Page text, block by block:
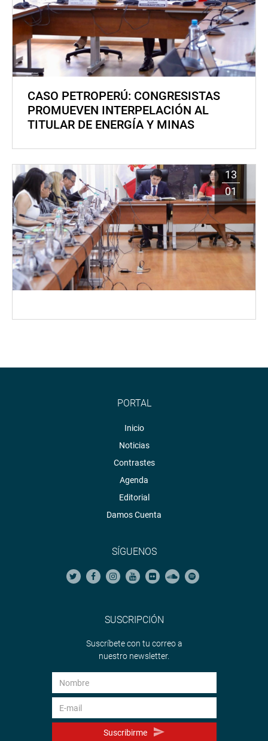
CASO PETROPERÚ: CONGRESISTAS
PROMUEVEN INTERPELACIÓN AL
TITULAR DE ENERGÍA Y MINAS
13
01
PORTAL
Inicio
Noticias
Contrastes
Agenda
Editorial
Damos Cuenta
SÍGUENOS
SUSCRIPCIÓN
Suscríbete con tu correo a
nuestro newsletter.
Suscribirme